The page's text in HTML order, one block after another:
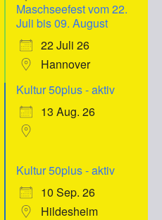
Maschseefest vom 22.
Juli bis 09. August
22 Juli 26
Hannover
Kultur 50plus - aktiv
13 Aug. 26
Kultur 50plus - aktiv
10 Sep. 26
Hildesheim